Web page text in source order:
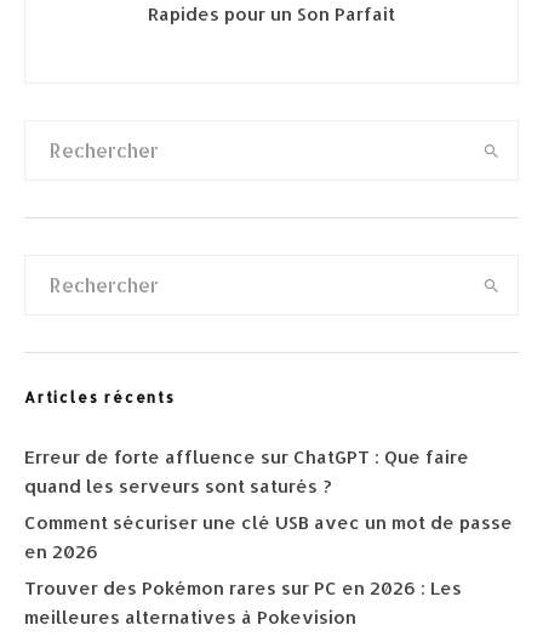
Rapides pour un Son Parfait
Articles récents
Erreur de forte affluence sur ChatGPT : Que faire
quand les serveurs sont saturés ?
Comment sécuriser une clé USB avec un mot de passe
en 2026
Trouver des Pokémon rares sur PC en 2026 : Les
meilleures alternatives à Pokevision